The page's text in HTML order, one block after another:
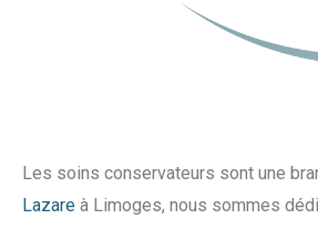
Les soins conservateurs sont une
Lazare à Limoges, nous sommes